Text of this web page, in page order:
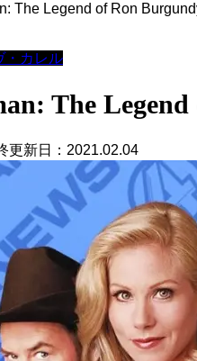
The Legend of Ron
・カレル
The
更新日：2021.02.04